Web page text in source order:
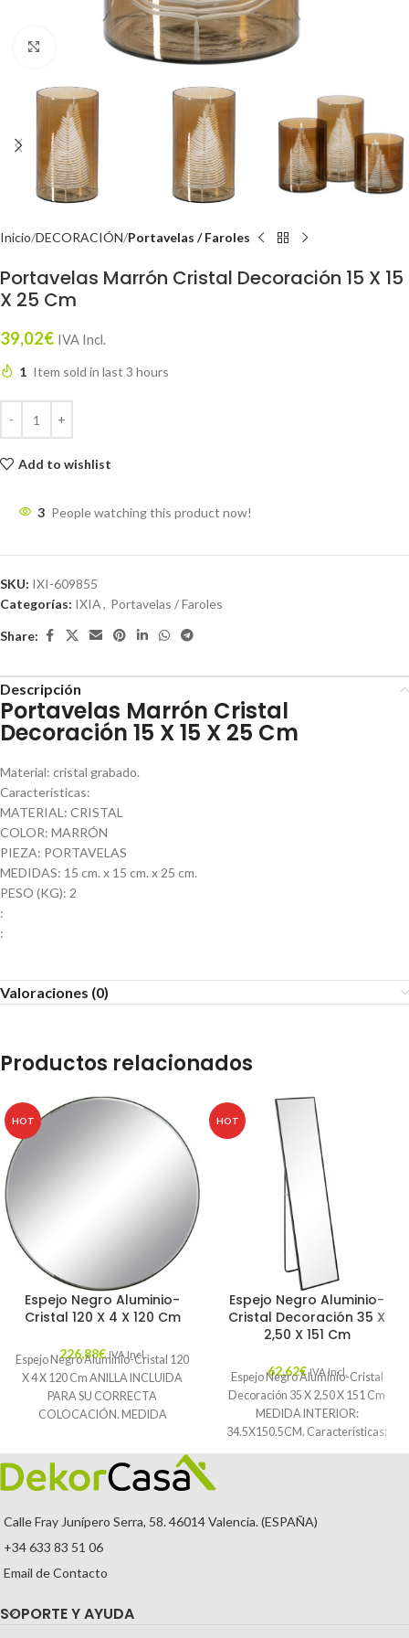
Click to enlarge
Inicio DECORACIÓN Portavelas / Faroles
Portavelas Marrón Cristal Decoración 15 X 15
X 25 Cm
39,02€ IVA Incl.
1 Item sold in last 3 hours
Add to wishlist
3 People watching this product now!
SKU: IXI-609855
Categorías: IXIA, Portavelas / Faroles
Share:
Descripción
Portavelas Marrón Cristal
Decoración 15 X 15 X 25 Cm
Material: cristal grabado.
Características:
MATERIAL: CRISTAL
COLOR: MARRÓN
PIEZA: PORTAVELAS
MEDIDAS: 15 cm. x 15 cm. x 25 cm.
PESO (KG): 2
:
:
Valoraciones (0)
Productos relacionados
HOT
Espejo Negro Aluminio-
Cristal 120 X 4 X 120 Cm
226,88€ IVA Incl.
Espejo Negro Aluminio-Cristal 120
X 4 X 120 Cm ANILLA INCLUIDA
PARA SU CORRECTA
COLOCACIÓN. MEDIDA
Características: MATERIAL:
HOT
Espejo Negro Aluminio-
Cristal Decoración 35 X
2,50 X 151 Cm
62,62€ IVA Incl.
Espejo Negro Aluminio-Cristal
Decoración 35 X 2,50 X 151 Cm
MEDIDA INTERIOR:
34.5X150.5CM. Características:
MATERIAL: ALUMINIO-CRISTAL
Calle Fray Junípero Serra, 58. 46014 Valencia. (ESPAÑA)
+34 633 83 51 06
Email de Contacto
SOPORTE Y AYUDA